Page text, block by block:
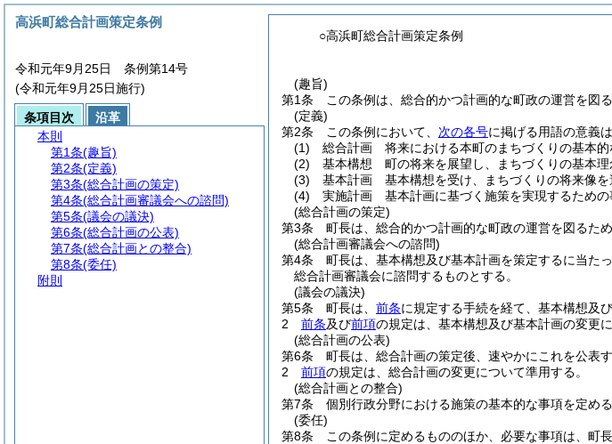
○高浜町総合計画策定条例
(趣旨)
第1条
この条例は、総合的かつ計画的な町政の運営を図
(定義)
第2条
この条例において、 次の各号に掲げる用語の意義は
(1)
総合計画 将来における本町のまちづくりの基本的
(2)
基本構想 町の将来を展望し、まちづくりの基本理
(3)
基本計画 基本構想を受け、まちづくりの将来像を
(4)
実施計画 基本計画に基づく施策を実現するための
(総合計画の策定)
第3条
町長は、総合的かつ計画的な町政の運営を図るた
(総合計画審議会への諮問)
第4条
町長は、基本構想及び基本計画を策定するに当た
総合計画審議会に諮問するものとする。
(議会の議決)
第5条
町長は、 前条に規定する手続を経て、基本構想及
2
前条及び前項の規定は、基本構想及び基本計画の変更
(総合計画の公表)
第6条
町長は、総合計画の策定後、速やかにこれを公表す
2
前項の規定は、総合計画の変更について準用する。
(総合計画との整合)
第7条
個別行政分野における施策の基本的な事項を定め
(委任)
第8条
この条例に定めるもののほか、必要な事項は、町長
高浜町総合計画策定条例
令和元年9月25日 条例第14号
(令和元年9月25日施行)
条項目次
沿革
本則
第1条(趣旨)
第2条(定義)
第3条(総合計画の策定)
第4条(総合計画審議会への諮問)
第5条(議会の議決)
第6条(総合計画の公表)
第7条(総合計画との整合)
第8条(委任)
附則